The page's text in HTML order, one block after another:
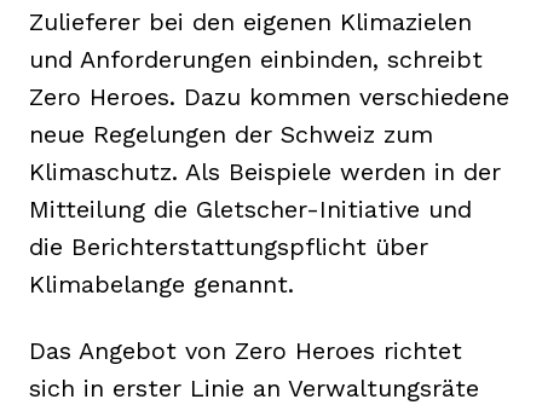
Zulieferer bei den eigenen Klimazielen
und Anforderungen einbinden, schreibt
Zero Heroes. Dazu kommen verschiedene
neue Regelungen der Schweiz zum
Klimaschutz. Als Beispiele werden in der
Mitteilung die Gletscher-Initiative und
die Berichterstattungspflicht über
Klimabelange genannt.
Das Angebot von Zero Heroes richtet
sich in erster Linie an Verwaltungsräte